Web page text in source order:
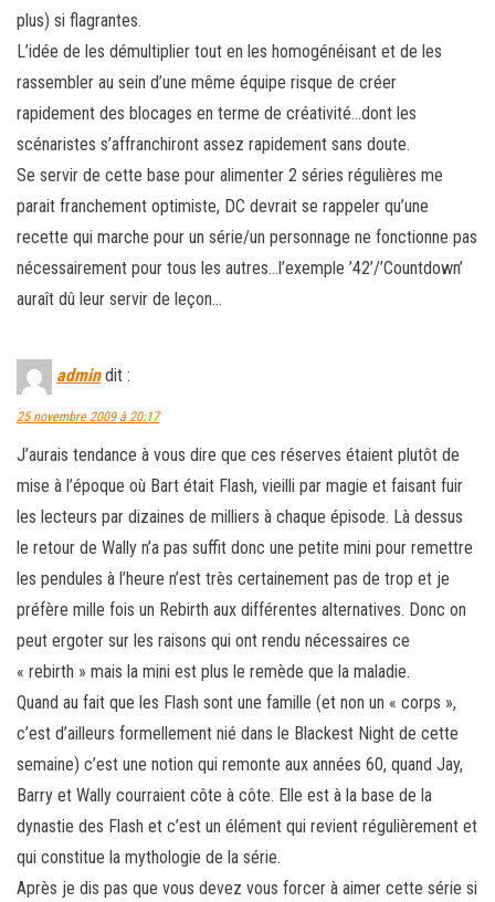
plus) si flagrantes.
L’idée de les démultiplier tout en les homogénéisant et de les
rassembler au sein d’une même équipe risque de créer
rapidement des blocages en terme de créativité…dont les
scénaristes s’affranchiront assez rapidement sans doute.
Se servir de cette base pour alimenter 2 séries régulières me
parait franchement optimiste, DC devrait se rappeler qu’une
recette qui marche pour un série/un personnage ne fonctionne pas
nécessairement pour tous les autres…l’exemple ’42’/’Countdown’
auraît dû leur servir de leçon…
admin dit :
25 novembre 2009 à 20:17
J’aurais tendance à vous dire que ces réserves étaient plutôt de
mise à l’époque où Bart était Flash, vieilli par magie et faisant fuir
les lecteurs par dizaines de milliers à chaque épisode. Là dessus
le retour de Wally n’a pas suffit donc une petite mini pour remettre
les pendules à l’heure n’est très certainement pas de trop et je
préfère mille fois un Rebirth aux différentes alternatives. Donc on
peut ergoter sur les raisons qui ont rendu nécessaires ce
« rebirth » mais la mini est plus le remède que la maladie.
Quand au fait que les Flash sont une famille (et non un « corps »,
c’est d’ailleurs formellement nié dans le Blackest Night de cette
semaine) c’est une notion qui remonte aux années 60, quand Jay,
Barry et Wally courraient côte à côte. Elle est à la base de la
dynastie des Flash et c’est un élément qui revient régulièrement et
qui constitue la mythologie de la série.
Après je dis pas que vous devez vous forcer à aimer cette série si